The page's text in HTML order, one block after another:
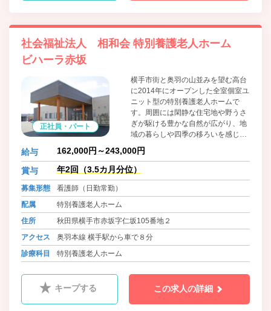
社会福祉法人 相和会 特別養護老人ホーム
ビハーラ赤坂
正社員・パート
横手市街と奥羽の山並みを望む高台
に2014年にオープンした全室個室ユ
ニット型の特別養護老人ホームで
す。周囲には閑静な住宅地や野うさ
ぎが駆ける豊かな自然が広がり、地
域の暮らしや四季の移ろいを感じる
ことができます。 施設名「ビハー
ラ」はサンスクリット語で「安住・
休養の場所」を意味します。当施設
では、各ユニットに専属のスタッフ
尊重した暮らしをサポートするユニ
ットケアに取り組んでおり、日々の
暮らしの中で「心身のやすらぎ・く
つろぎ」を感じていただけるよう心
給与 162,000円～243,000円
賞与 年2回（3.5カ月分位）
募集形態
看護師（日勤常勤）
配属
特別養護老人ホーム
住所
秋田県横手市赤坂字仁坂105番地２
アクセス
奥羽本線 横手駅から車で８分
診療科目
特別養護老人ホーム
キープする この求人の詳細